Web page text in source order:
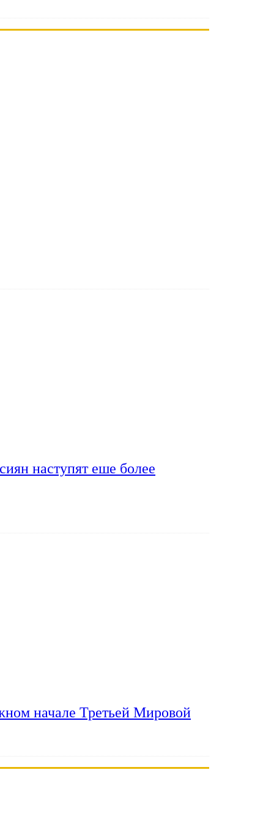
наступят еше более
начале Третьей Мировой